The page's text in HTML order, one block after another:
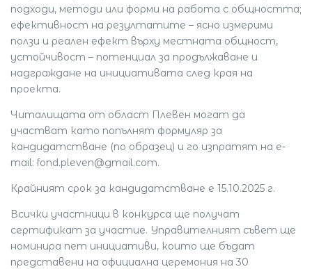
подходи, методи или форми на работа с общността;
ефективност на резултатите – ясно измерими
ползи и реален ефект върху местната общност,
устойчивост – потенциал за продължаване и
надграждане на инициативата след края на
проекта.
Читалищата от област Плевен могат да
участват като попълнят формуляр за
кандидатстване (по образец) и го изпратят на e-
mail: fond.pleven@gmail.com.
Крайният срок за кандидатстване е 15.10.2025 г.
Всички участници в конкурса ще получат
сертификат за участие. Управителният съвет ще
номинира пет инициативи, които ще бъдат
представени на официална церемония на 30